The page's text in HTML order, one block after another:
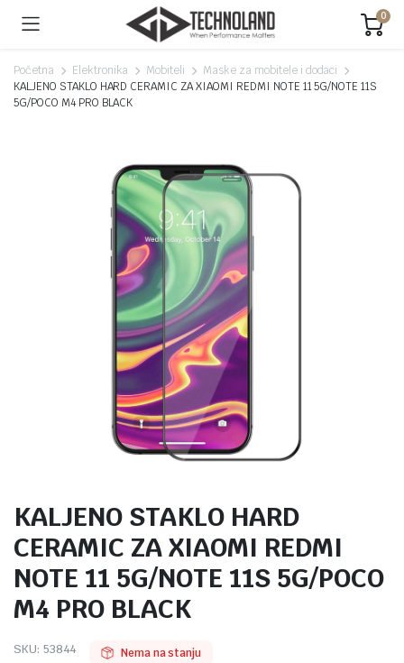
0
Početna Elektronika Mobiteli
Maske za mobitele i dodaci
KALJENO STAKLO HARD CERAMIC ZA XIAOMI REDMI NOTE 11 5G/NOTE 11S
5G/POCO M4 PRO BLACK
KALJENO STAKLO HARD
CERAMIC ZA XIAOMI REDMI
NOTE 11 5G/NOTE 11S 5G/POCO
M4 PRO BLACK
SKU: 53844 Nema na stanju